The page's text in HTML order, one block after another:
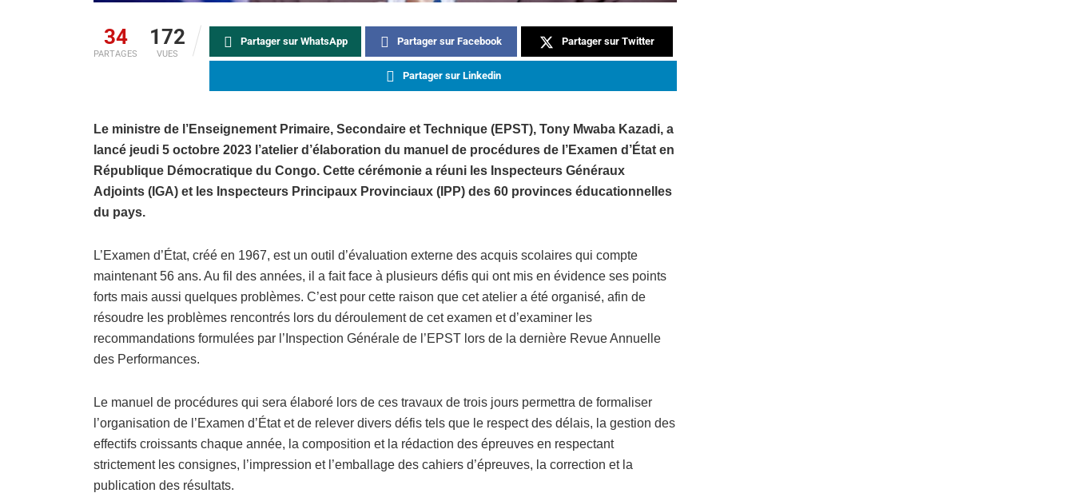
34
PARTAGES
172
VUES
Partager sur WhatsApp Partager sur Facebook Partager sur Twitter
Partager sur Linkedin
Le ministre de l’Enseignement Primaire, Secondaire et Technique (EPST), Tony Mwaba Kazadi, a
lancé jeudi 5 octobre 2023 l’atelier d’élaboration du manuel de procédures de l’Examen d’État en
République Démocratique du Congo. Cette cérémonie a réuni les Inspecteurs Généraux
Adjoints (IGA) et les Inspecteurs Principaux Provinciaux (IPP) des 60 provinces éducationnelles
du pays.
L’Examen d’État, créé en 1967, est un outil d’évaluation externe des acquis scolaires qui compte
maintenant 56 ans. Au fil des années, il a fait face à plusieurs défis qui ont mis en évidence ses points
forts mais aussi quelques problèmes. C’est pour cette raison que cet atelier a été organisé, afin de
résoudre les problèmes rencontrés lors du déroulement de cet examen et d’examiner les
recommandations formulées par l’Inspection Générale de l’EPST lors de la dernière Revue Annuelle
des Performances.
Le manuel de procédures qui sera élaboré lors de ces travaux de trois jours permettra de formaliser
l’organisation de l’Examen d’État et de relever divers défis tels que le respect des délais, la gestion des
effectifs croissants chaque année, la composition et la rédaction des épreuves en respectant
strictement les consignes, l’impression et l’emballage des cahiers d’épreuves, la correction et la
publication des résultats.